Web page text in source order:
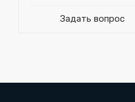
Задать вопрос